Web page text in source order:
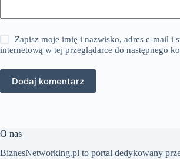
Zapisz moje imię i nazwisko, adres e-mail i
internetową w tej przeglądarce do następnego
Dodaj komentarz
O nas
BiznesNetworking.pl to portal dedykowany